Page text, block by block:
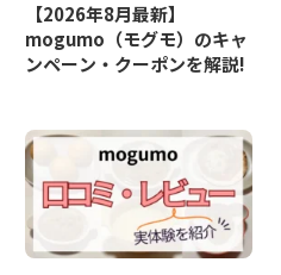
【2026年8月最新】
mogumo（モグモ）のキャ
ンペーン・クーポンを解説!